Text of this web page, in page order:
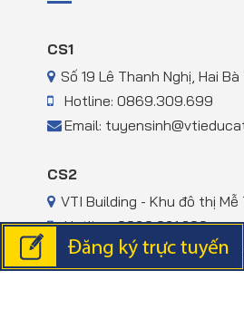
CS1
Số 19 Lê Thanh Nghị, Hai Bà
Hotline: 0869.309.699
Email:
CS2
VTI Building - Khu đô thị Mễ
Hotline: 0869.961.299
Email: